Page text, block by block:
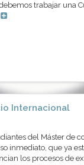
trabajar una
Internacional
del Máster de
inmediato, que ya
los procesos de